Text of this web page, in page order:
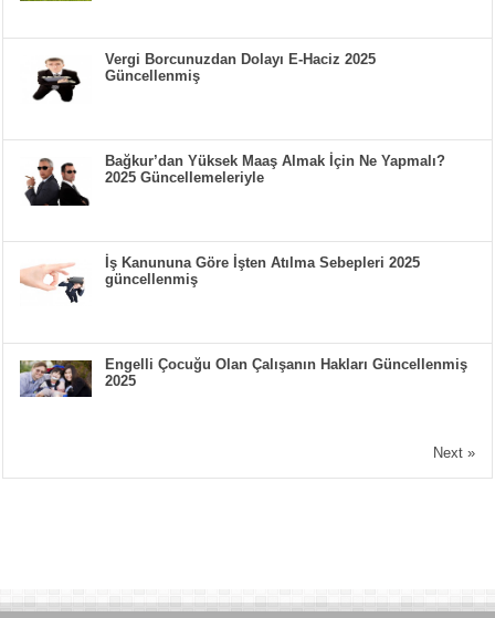
Vergi Borcunuzdan Dolayı E-Haciz 2025
Güncellenmiş
Bağkur’dan Yüksek Maaş Almak İçin Ne Yapmalı?
2025 Güncellemeleriyle
İş Kanununa Göre İşten Atılma Sebepleri 2025
güncellenmiş
Engelli Çocuğu Olan Çalışanın Hakları Güncellenmiş
2025
Next »